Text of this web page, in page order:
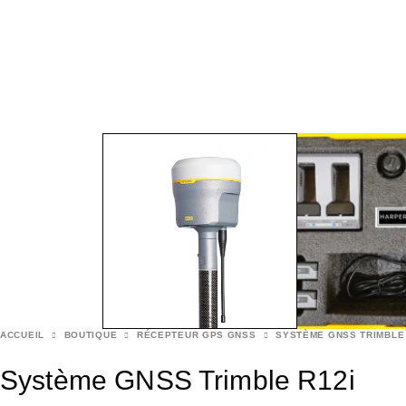
ACCUEIL BOUTIQUE RÉCEPTEUR GPS GNSS SYSTÈME GNSS
Système GNSS Trimble R12i